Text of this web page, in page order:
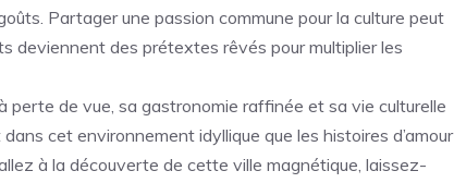
Partager une passion commune pour la culture peut
deviennent des prétextes rêvés pour multiplier les
perte de vue, sa gastronomie raffinée et sa vie culturelle
cet environnement idyllique que les histoires d’amour
à la découverte de cette ville magnétique, laissez-